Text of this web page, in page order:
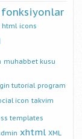
fonksiyonlar
html icons
muhabbet kusu
tutorial program
icon takvim
templates
xhtml XML